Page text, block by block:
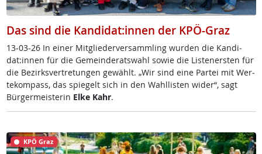
Das sind die Kandidat:innen der KPÖ-Graz
13-03-26 In ei­ner Mit­g­lie­der­ver­samm­ling wur­den die Kan­di­
dat:in­nen für die Ge­mein­de­rats­wahl so­wie die Lis­te­n­ers­ten für
die Be­zirks­ver­t­re­tun­gen ge­wählt. „Wir sind ei­ne Par­tei mit Wer­
te­kom­pass, das spie­gelt sich in den Wahl­lis­ten wi­der“, sagt
Bür­ger­meis­te­rin El­ke Kahr.
KPÖ Graz